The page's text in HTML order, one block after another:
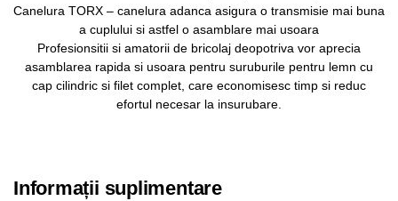
Canelura TORX – canelura adanca asigura o transmisie mai buna
a cuplului si astfel o asamblare mai usoara
Profesionsitii si amatorii de bricolaj deopotriva vor aprecia
asamblarea rapida si usoara pentru suruburile pentru lemn cu
cap cilindric si filet complet, care economisesc timp si reduc
efortul necesar la insurubare.
Informații suplimentare